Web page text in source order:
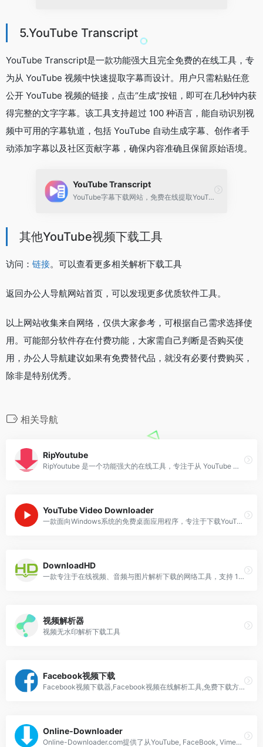
5.YouTube Transcript
YouTube Transcript是一款功能强大且完全免费的在线工具，专
为从 YouTube 视频中快速提取字幕而设计。用户只需粘贴任意
公开 YouTube 视频的链接，点击“生成”按钮，即可在几秒钟内获
得完整的文字字幕。该工具支持超过 100 种语言，能自动识别视
频中可用的字幕轨道，包括 YouTube 自动生成字幕、创作者手
动添加字幕以及社区贡献字幕，确保内容准确且保留原始语境。
YouTube Transcript
YouTube字幕下载网站，免费在线提取YouTube字幕工具
其他YouTube视频下载工具
访问： 链接。可以查看更多相关解析下载工具
返回办公人导航网站首页，可以发现更多优质软件工具。
以上网站收集来自网络，仅供大家参考，可根据自己需求选择使
用。可能部分软件存在付费功能，大家需自己判断是否购买使
用，办公人导航建议如果有免费替代品，就没有必要付费购买，
除非是特别优秀。
相关导航
RipYoutube
RipYoutube 是一个功能强大的在线工具，专注于从 YouTube 下载视频和音乐。免费解析下载YouTube视频和音乐的工具。办.公.人.导.航
YouTube Video Downloader
一款面向Windows系统的免费桌面应用程序，专注于下载YouTube平台上的视频
DownloadHD
一款专注于在线视频、音频与图片解析下载的网络工具，支持 100+ 平台解析
视频解析器
视频无水印解析下载工具
Facebook视频下载
Facebook视频下载器,Facebook视频在线解析工具,免费下载方法
Online‑Downloader
Online-Downloader.com提供了从YouTube, FaceBook, Vimeo, 优酷, Yahoo等200多个视频站点下载视频的最快捷，最简单的方法，提供从200多个视频站点中保存的视频的最佳质量。